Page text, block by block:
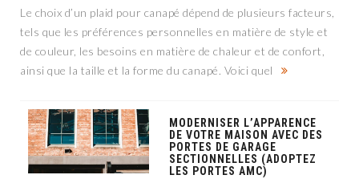
Le choix d’un plaid pour canapé dépend de plusieurs facteurs,
tels que les préférences personnelles en matière de style et
de couleur, les besoins en matière de chaleur et de confort,
ainsi que la taille et la forme du canapé. Voici quel
MODERNISER L’APPARENCE
DE VOTRE MAISON AVEC DES
PORTES DE GARAGE
SECTIONNELLES (ADOPTEZ
LES PORTES AMC)